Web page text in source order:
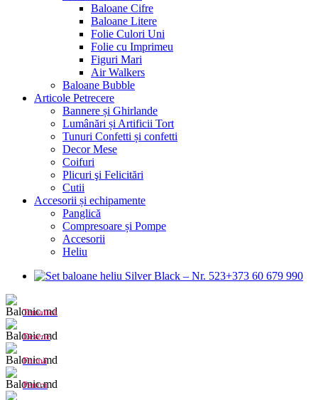
Baloane Cifre
Baloane Litere
Folie Culori Uni
Folie cu Imprimeu
Figuri Mari
Air Walkers
Baloane Bubble
Articole Petrecere
Bannere și Ghirlande
Lumânări și Artificii Tort
Tunuri Confetti și confetti
Decor Mese
Coifuri
Plicuri şi Felicitări
Cutii
Accesorii și echipamente
Panglică
Compresoare și Pompe
Accesorii
Heliu
+373 60 679 990
Tematică
Desene
Formă
Pentru